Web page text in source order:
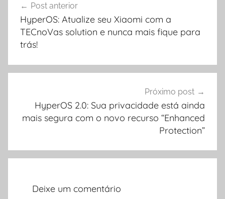
de
Post
Post anterior
HyperOS: Atualize seu Xiaomi com a
TECnoVas solution e nunca mais fique para
trás!
Próximo post
HyperOS 2.0: Sua privacidade está ainda
mais segura com o novo recurso “Enhanced
Protection”
Deixe um comentário